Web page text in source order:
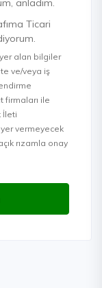
anladım.
Ticari
yer alan bilgiler
ve/veya iş
firmaları ile
İleti
vermeyecek
rızamla onay